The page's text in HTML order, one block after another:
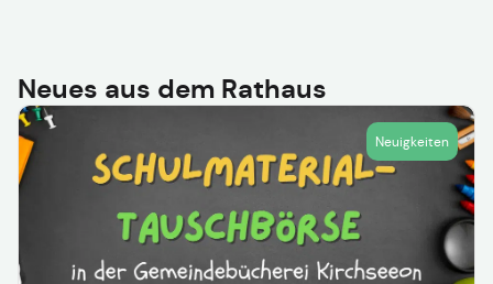
Neues aus dem Rathaus
Neuigkeiten